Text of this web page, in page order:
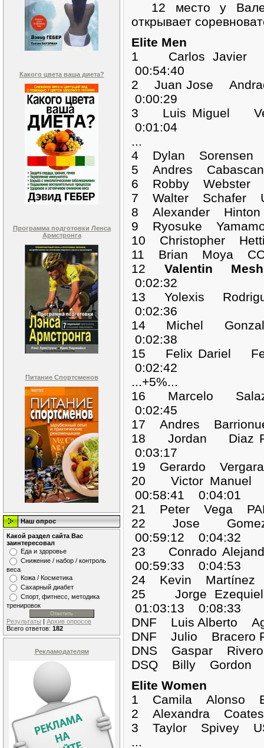
Какого цвета ваша диета?
Программа подготовки Ленса
Армстронга
Питание Спортсменов
Наш опрос
Какой раздел сайта Вас
заинтересовал
Еда и здоровье
Снижение / набор / контроль
веса
Кожа / Косметика
Сахарный диабет
Спорт, фитнесс, методика
тренировок
Результаты | Архив опросов
Всего ответов: 182
Рекламодателям
12 место у
открывает
Elite Men
1 Carlos Javier
00:54:40
2 Juan Jose
0:00:29
3 Luis Miguel
0:01:04
...
4 Dylan Sorensen
5 Andres
6 Robby Webster
7 Walter Schafer
8 Alexander
9 Ryosuke
10 Christopher
11 Brian Moya
12 Valentin
0:02:32
13 Yolexis
0:02:36
14 Michel
0:02:38
15 Felix Dariel
0:02:42
...+5%...
16 Marcelo
0:02:45
17 Andres
18 Jordan Diaz
0:03:17
19 Gerardo
20 Victor
00:58:41 0:04:01
21 Peter Vega
22 Jose Gomez
00:59:12 0:04:32
23 Conrado
00:59:33 0:04:53
24 Kevin Martínez
25 Jorge
01:03:13 0:08:33
DNF Luis Alberto
DNF Julio
DNS Gaspar
DSQ Billy
Elite Women
1 Camila Alonso
2 Alexandra
3 Taylor Spivey